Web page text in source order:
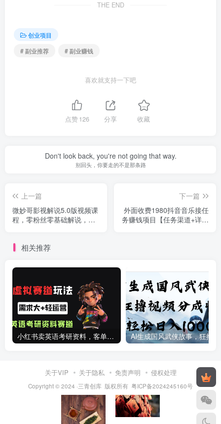
THE END
创业项目
# 副业推荐
# 副业赚钱
喜欢就支持一下吧
点赞126 分享 收藏
Don't look back, you're not going that way.
别回头，你要走的不是那条路
上一篇
微妙哥影视解说5.0版视频课
程，零粉丝零基础解说，小
下一篇
外面收费1980抖音音乐接任
务赚钱项目【任务渠道+详细
相关推荐
小红书卖英语考研资料，客单价9.9，250天卖了16w!
关于VIP 关于隐私 免责声明 侵权处理
Copyright © 2024 ·三青创库 版权所有 粤ICP备2024245160号